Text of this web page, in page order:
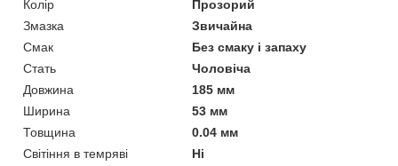
Колір
Прозорий
Змазка
Звичайна
Смак
Без смаку і запаху
Стать
Чоловіча
Довжина
185 мм
Ширина
53 мм
Товщина
0.04 мм
Світіння в темряві
Ні